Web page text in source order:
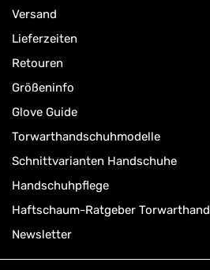
Versand
Lieferzeiten
Retouren
Größeninfo
Glove Guide
Torwarthandschuhmodelle
Schnittvarianten Handschuhe
Handschuhpflege
Haftschaum-Ratgeber
Newsletter